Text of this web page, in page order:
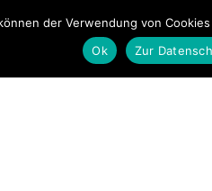
der Verwendung von
Ok
Zur